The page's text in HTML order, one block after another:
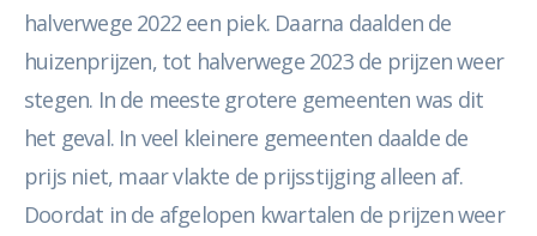
halverwege 2022 een piek. Daarna daalden de
huizenprijzen, tot halverwege 2023 de prijzen weer
stegen. In de meeste grotere gemeenten was dit
het geval. In veel kleinere gemeenten daalde de
prijs niet, maar vlakte de prijsstijging alleen af.
Doordat in de afgelopen kwartalen de prijzen weer